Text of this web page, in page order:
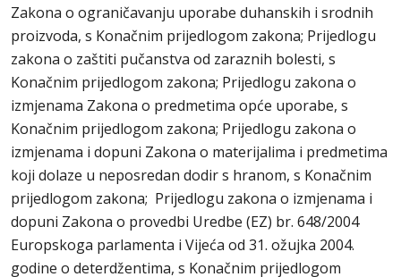
Zakona o ograničavanju uporabe duhanskih i srodnih
proizvoda, s Konačnim prijedlogom zakona; Prijedlogu
zakona o zaštiti pučanstva od zaraznih bolesti, s
Konačnim prijedlogom zakona; Prijedlogu zakona o
izmjenama Zakona o predmetima opće uporabe, s
Konačnim prijedlogom zakona; Prijedlogu zakona o
izmjenama i dopuni Zakona o materijalima i predmetima
koji dolaze u neposredan dodir s hranom, s Konačnim
prijedlogom zakona; Prijedlogu zakona o izmjenama i
dopuni Zakona o provedbi Uredbe (EZ) br. 648/2004
Europskoga parlamenta i Vijeća od 31. ožujka 2004.
godine o deterdžentima, s Konačnim prijedlogom